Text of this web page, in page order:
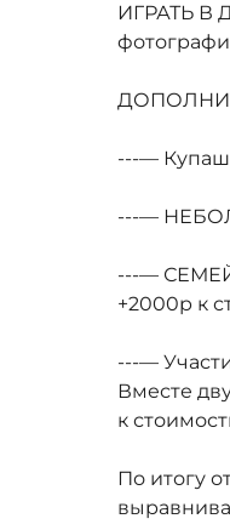
ИГРАТЬ В
---—
---—
---—
+2000р к
---—
Вместе
к
По итогу